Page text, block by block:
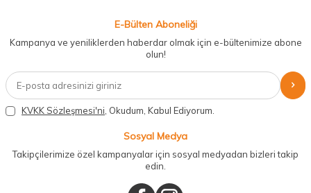
E-Bülten Aboneliği
Kampanya ve yeniliklerden haberdar olmak için e-bültenimize abone
olun!
KVKK Sözleşmesi'ni , Okudum, Kabul Ediyorum.
Sosyal Medya
Takipçilerimize özel kampanyalar için sosyal medyadan bizleri takip
edin.